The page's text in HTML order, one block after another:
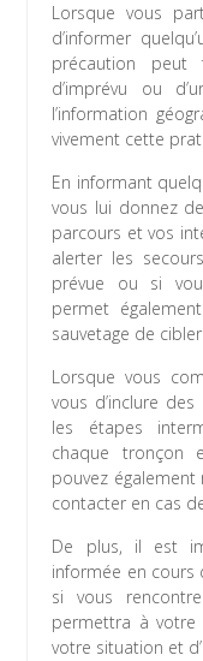
Lorsque vous
d’informer
précaution
d’imprévu ou
l’information
vivement cette
En informant
vous lui donnez
parcours et vos
alerter les
prévue ou si
permet
sauvetage de
Lorsque vous
vous d’inclure
les étapes
chaque tronçon
pouvez également
contacter en cas
De plus, il est
informée en cours
si vous
permettra à votre
votre situation et